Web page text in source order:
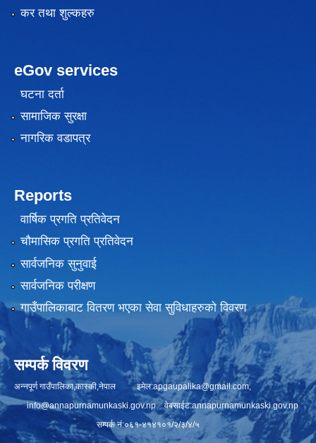
कर तथा शुल्कहरु
eGov services
घटना दर्ता
सामाजिक सुरक्षा
नागरिक वडापत्र
Reports
वार्षिक प्रगति प्रतिवेदन
चौमासिक प्रगति प्रतिवेदन
सार्वजनिक सुनुवाई
सार्वजनिक परीक्षण
गाउँपालिकाबाट वितरण भएका सेवा सुविधाहरुको विवरण
सम्पर्क विवरण
अन्नपूर्ण गाउँपालिका,कास्की,नेपाल इमेल:apgaupalika@gmail.com,
info@annapurnamunkaski.gov.npवेबसाईट:annapurnamunkaski.gov.np
सम्पर्क नं:०६१-४१४१०१/२/३/४/५